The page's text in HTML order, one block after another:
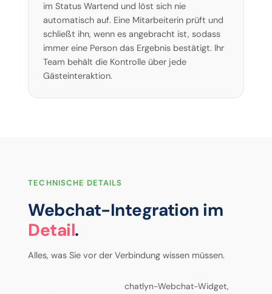
im Status Wartend und löst sich nie
automatisch auf. Eine Mitarbeiterin prüft und
schließt ihn, wenn es angebracht ist, sodass
immer eine Person das Ergebnis bestätigt. Ihr
Team behält die Kontrolle über jede
Gästeinteraktion.
TECHNISCHE DETAILS
Webchat-Integration im
Detail.
Alles, was Sie vor der Verbindung wissen müssen.
chatlyn-Webchat-Widget,